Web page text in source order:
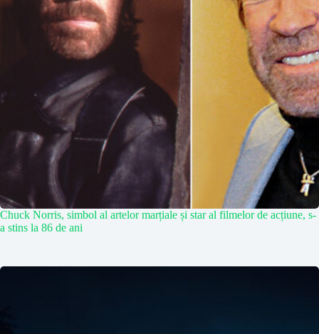
Chuck Norris, simbol al artelor marțiale și star al filmelor de acțiune, s-
a stins la 86 de ani